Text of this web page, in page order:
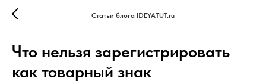
Статьи блога IDEYATUT.ru
Что нельзя зарегистрировать
как товарный знак